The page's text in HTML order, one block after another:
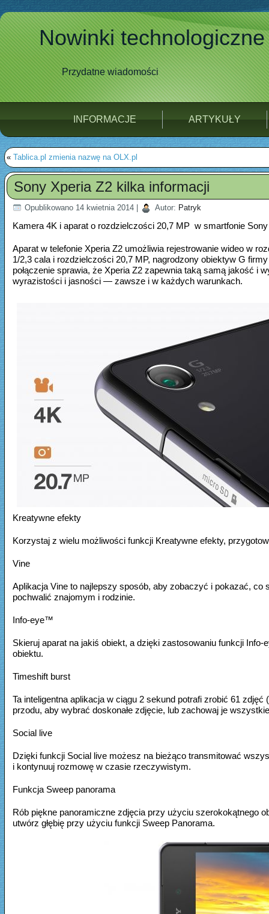
Nowinki technologiczne
Przydatne wiadomości
INFORMACJE ARTYKUŁY
« Tablica.pl zmienia nazwę na OLX.pl
Sony Xperia Z2 kilka informacji
Opublikowano 14 kwietnia 2014 Autor: Patryk
Kamera 4K i aparat o rozdzielczości 20,7 MP w smartfonie
Aparat w telefonie Xperia Z2 umożliwia rejestrowanie wideo w
1/2,3 cala i rozdzielczości 20,7 MP, nagrodzony obiektyw G
połączenie sprawia, że Xperia Z2 zapewnia taką samą jakość i
wyrazistości i jasności — zawsze i w każdych warunkach.
Kreatywne efekty
Korzystaj z wielu możliwości funkcji Kreatywne efekty,
Vine
Aplikacja Vine to najlepszy sposób, aby zobaczyć i pokazać,
pochwalić znajomym i rodzinie.
Info-eye™
Skieruj aparat na jakiś obiekt, a dzięki zastosowaniu funkcji
obiektu.
Timeshift burst
Ta inteligentna aplikacja w ciągu 2 sekund potrafi zrobić 61
przodu, aby wybrać doskonałe zdjęcie, lub zachowaj je
Social live
Dzięki funkcji Social live możesz na bieżąco transmitować
i kontynuuj rozmowę w czasie rzeczywistym.
Funkcja Sweep panorama
Rób piękne panoramiczne zdjęcia przy użyciu szerokokątnego
utwórz głębię przy użyciu funkcji Sweep Panorama.